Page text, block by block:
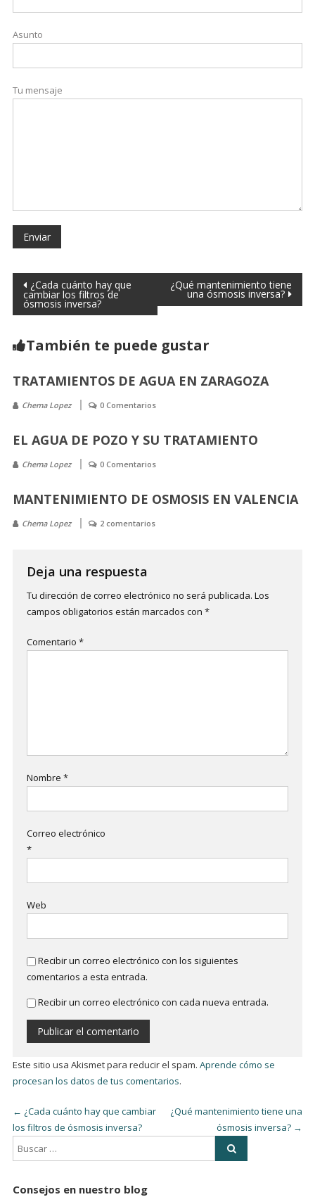
Asunto
Tu mensaje
¿Cada cuánto hay que
cambiar los filtros de
ósmosis inversa?
¿Qué mantenimiento tiene
una ósmosis inversa?
También te puede gustar
TRATAMIENTOS DE AGUA EN ZARAGOZA
Chema Lopez 0 Comentarios
EL AGUA DE POZO Y SU TRATAMIENTO
Chema Lopez 0 Comentarios
MANTENIMIENTO DE OSMOSIS EN VALENCIA
Chema Lopez 2 comentarios
Deja una respuesta
Tu dirección de correo electrónico no será publicada. Los
campos obligatorios están marcados con *
Comentario *
Nombre *
Correo electrónico
*
Web
Recibir un correo electrónico con los siguientes
comentarios a esta entrada.
Recibir un correo electrónico con cada nueva entrada.
Este sitio usa Akismet para reducir el spam. Aprende cómo se
procesan los datos de tus comentarios.
← ¿Cada cuánto hay que cambiar
los filtros de ósmosis inversa?
¿Qué mantenimiento tiene una
ósmosis inversa? →
Consejos en nuestro blog